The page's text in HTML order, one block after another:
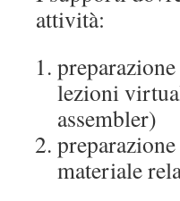
attività:
lezioni
assembler)
materiale